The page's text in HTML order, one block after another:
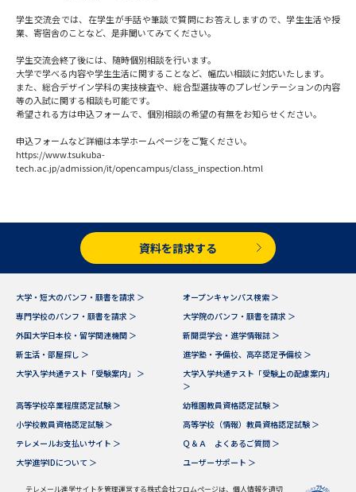
学問発見
大学で学びたい学問発見
学問のミニ講義「夢ナビ講義」 学問分野解説
ユーザーサポート
Ｑ＆Ａ よくあるご質問 大学進学IDについて
お支払いについて
受付内容・発送状況の確認
テレメール
個人情報取扱規定
特定商取引表記
訂正のご案内
学生交流会では、在学生が手話や筆談で質問にお答えしますので、学生生活や授
業、寄宿舎のことなど、是非聞いてみてください。
学生交流会終了後には、随時個別相談を行います。
大学で学べる内容や学生生活に関することなど、幅広い相談に対応いたします。
また、総合デザイン学科の実技検査や、総合型選抜等のプレゼンテーションの内容
等の入試に関する相談も可能です。
希望される方は申込フォームで、個別相談の希望の有無をお知らせください。
申込フォームなど詳細は本学ホームページをご覧ください。
https://www.tsukuba-
tech.ac.jp/admission/it/opencampus/class_inspection.html
資料を請求する
大学・短大のパンフ・願書を請求 ＞
オープンキャンパス検索 ＞
専門学校のパンフ・願書を請求 ＞
大学院のパンフ・願書を請求 ＞
外国大学日本校・留学関連機関 ＞
新聞奨学会・進学情報誌 ＞
新生活・部屋探し ＞
進学塾・予備校、高卒認定予備校 ＞
大学入学共通テスト「受験案内」 ＞
大学入学共通テスト「受験上の配慮案内」
＞
高等学校卒業程度認定試験 ＞
幼稚園教員資格認定試験 ＞
小学校教員資格認定試験 ＞
高等学校（情報）教員資格認定試験 ＞
テレメールお支払いサイト ＞
Ｑ＆Ａ よくあるご質問 ＞
大学進学IDについて ＞
ユーザーサポート ＞
テレメール進学サイトを管理運営する株式会社フロムページは、個人情報を適切